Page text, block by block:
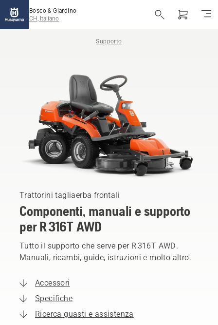
Bosco & Giardino
CH, Italiano
Supporto
Trattorini tagliaerba frontali
Componenti, manuali e supporto
per R 316T AWD
Tutto il supporto che serve per R 316T AWD.
Manuali, ricambi, guide, istruzioni e molto altro.
Accessori
Specifiche
Ricerca guasti e assistenza